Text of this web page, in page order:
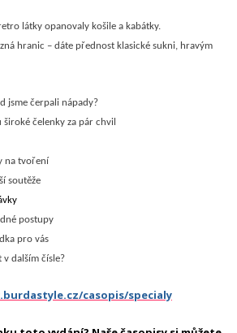
látky opanovaly košile a kabátky.
hranic – dáte přednost klasické sukni, hravým
jsme čerpali nápady?
široké čelenky za pár chvil
na tvoření
soutěže
postupy
pro vás
v dalším čísle?
casopis/specialy